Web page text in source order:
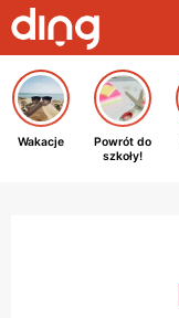
Wakacje
Powrót do
szkoły!